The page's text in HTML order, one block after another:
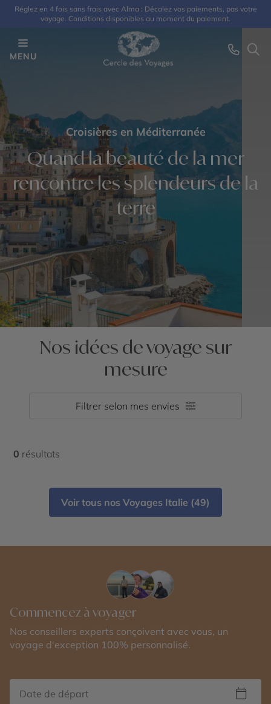
Réglez en 4 fois sans frais avec Alma : Décalez vos paiements, pas votre
voyage. Conditions disponibles au moment du paiement.
MENU
Croisières en Méditerranée
Quand la beauté de la mer
rencontre les splendeurs de la
terre
Nos idées de voyage sur
mesure
Filtrer selon mes envies
0 résultats
Voir tous nos Voyages Italie (49)
Commencez à voyager
Nos conseillers experts conçoivent avec vous, un
voyage d'exception 100% personnalisé.